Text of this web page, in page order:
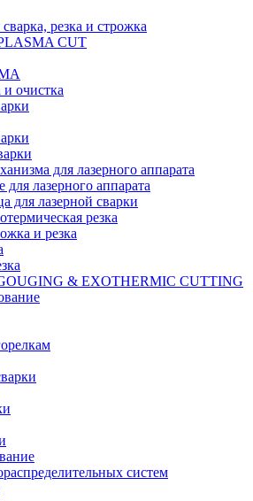
резка и строжка
CUT
и очистка
для лазерного аппарата
лазерного аппарата
для лазерной сварки
резка
и резка
& EXOTHERMIC CUTTING
систем